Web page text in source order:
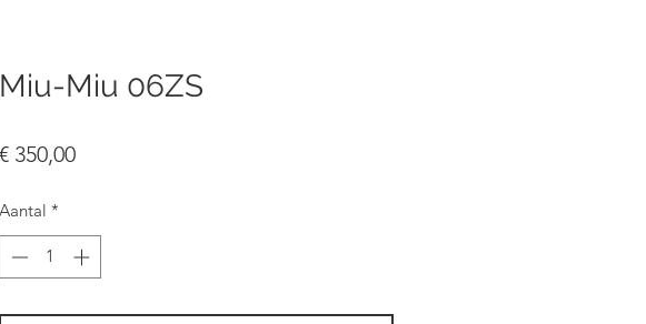
Miu-Miu 06ZS
€ 350,00Prijs
Aantal *